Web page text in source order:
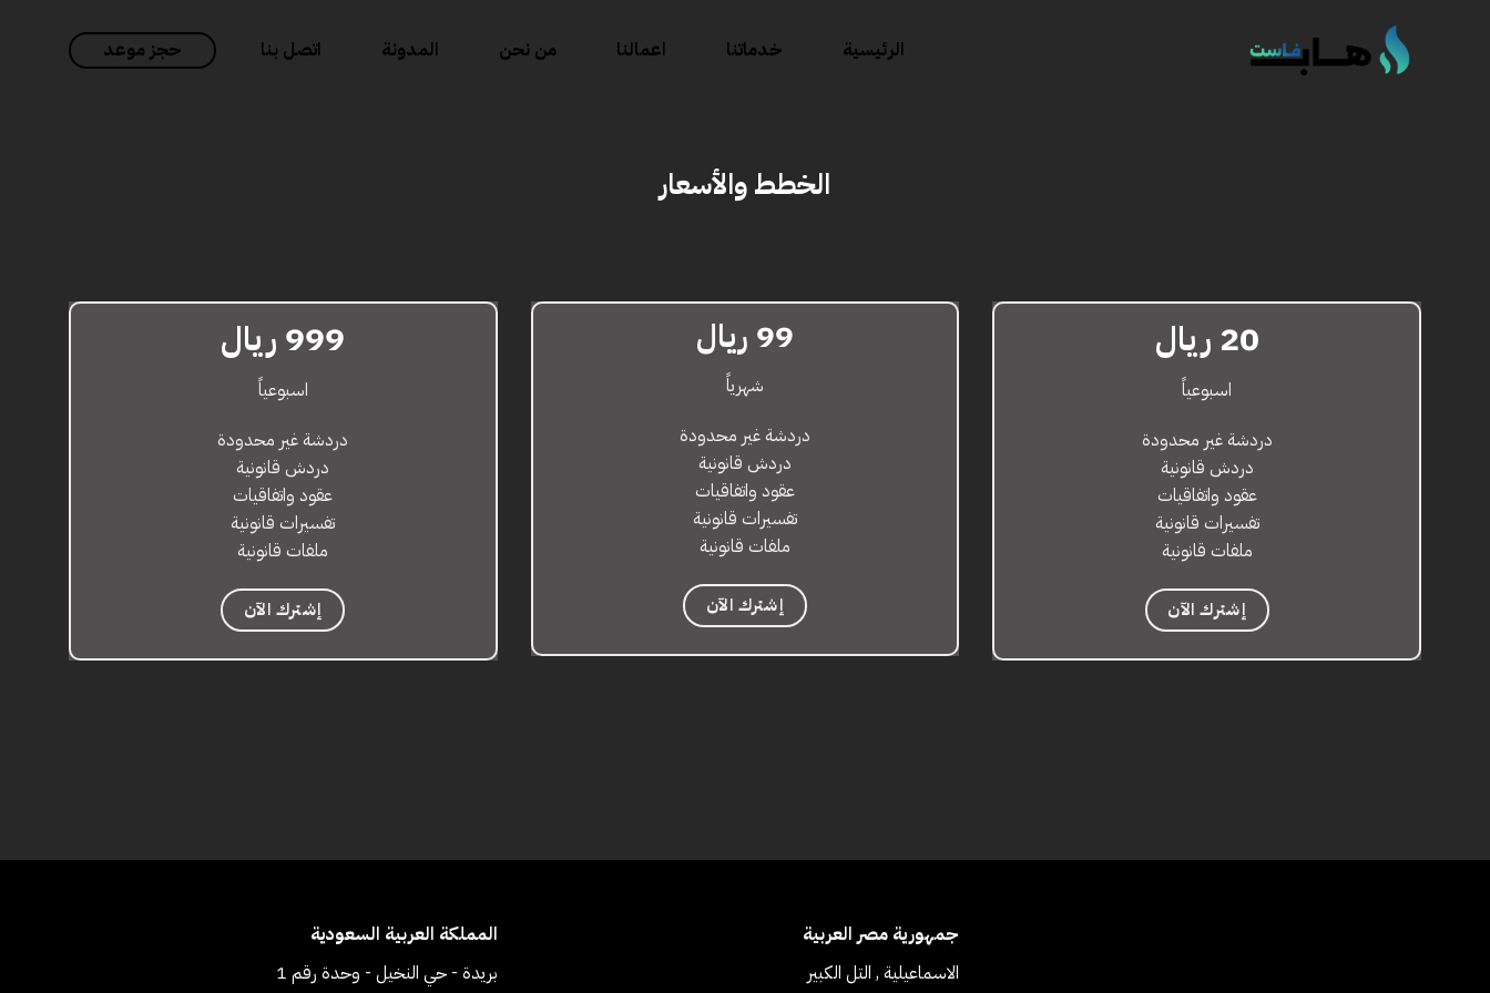
الرئيسية خدماتنا اعمالنا من نحن المدونة اتصل بنا حجز موعد
الخطط والأسعار
20 ريال
اسبوعياً
دردشة غير محدودة
دردش قانونية
عقود واتفاقيات
تفسيرات قانونية
ملفات قانونية
إشترك الآن
99 ريال
شهرياً
دردشة غير محدودة
دردش قانونية
عقود واتفاقيات
تفسيرات قانونية
ملفات قانونية
إشترك الآن
999 ريال
اسبوعياً
دردشة غير محدودة
دردش قانونية
عقود واتفاقيات
تفسيرات قانونية
ملفات قانونية
إشترك الآن
جمهورية مصر العربية
الاسماعيلية , التل الكبير
المملكة العربية السعودية
بريدة - حي النخيل - وحدة رقم 1